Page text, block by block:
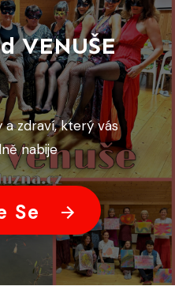
VENUŠE
zdraví, který vás
nabije
Se